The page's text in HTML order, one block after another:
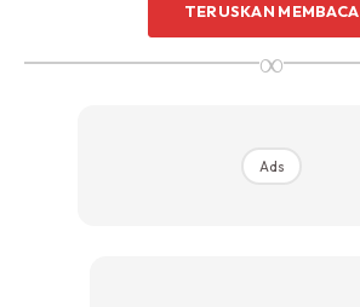
TERUSKAN MEMBACA
∞
Ads